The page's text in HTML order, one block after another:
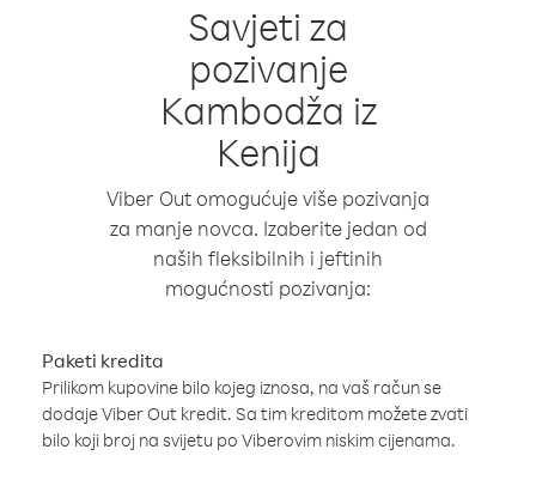
Savjeti za
pozivanje
Kambodža iz
Kenija
Viber Out omogućuje više pozivanja
za manje novca. Izaberite jedan od
naših fleksibilnih i jeftinih
mogućnosti pozivanja:
Paketi kredita
Prilikom kupovine bilo kojeg iznosa, na vaš račun se
dodaje Viber Out kredit. Sa tim kreditom možete zvati
bilo koji broj na svijetu po Viberovim niskim cijenama.